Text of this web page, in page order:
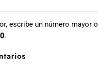
escribe un número mayor o
0.